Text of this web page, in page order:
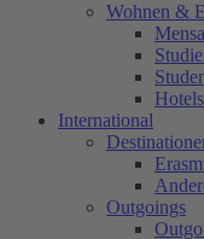
Wohnen &
Hotels
International
Outgoings